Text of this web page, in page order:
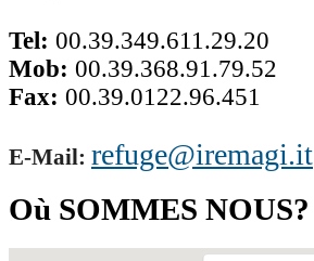
Tel: 00.39.349.611.29.20
Mob: 00.39.368.91.79.52
Fax: 00.39.0122.96.451
E-Mail: refuge@iremagi.it
Où SOMMES NOUS?